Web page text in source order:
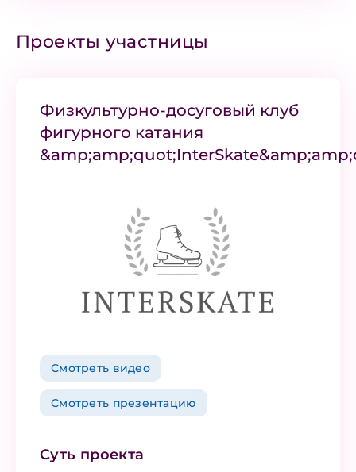
Проекты участницы
Физкультурно-досуговый клуб
фигурного катания
Смотреть видео
Смотреть презентацию
Суть проекта